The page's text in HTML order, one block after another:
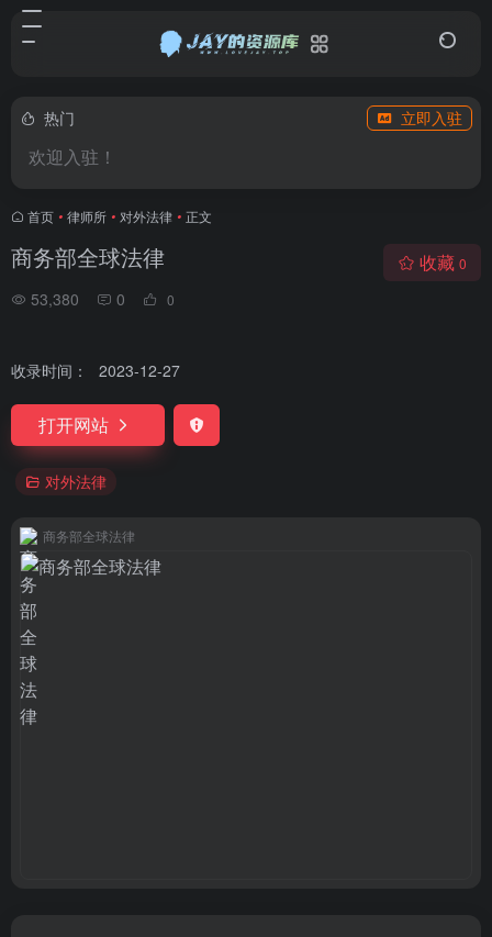
热门 立即入驻
欢迎入驻！
首页 • 律师所 • 对外法律 • 正文
商务部全球法律
53,380 0 0
收藏 0
收录时间： 2023-12-27
打开网站
对外法律
商务部全球法律